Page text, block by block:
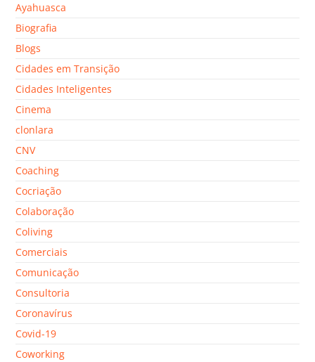
Ayahuasca
Biografia
Blogs
Cidades em Transição
Cidades Inteligentes
Cinema
clonlara
CNV
Coaching
Cocriação
Colaboração
Coliving
Comerciais
Comunicação
Consultoria
Coronavírus
Covid-19
Coworking